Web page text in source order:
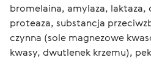
bromelaina, amylaza, laktaza,
proteaza, substancja
czynna (sole magnezowe
kwasy, dwutlenek krzemu),